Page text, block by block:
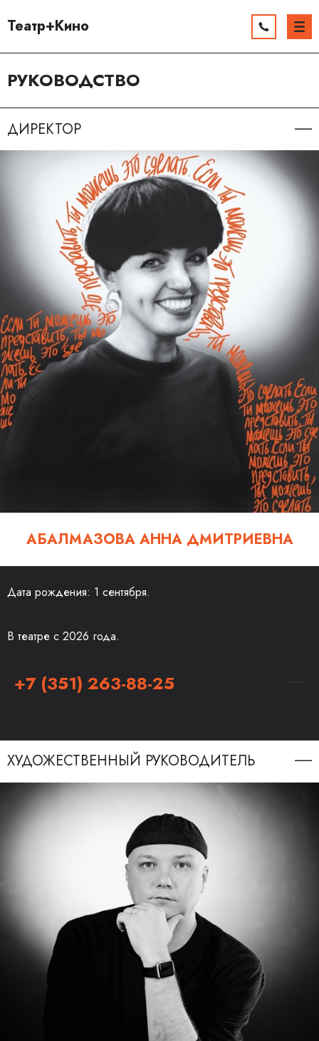
Театр+Кино
РУКОВОДСТВО
ДИРЕКТОР
АБАЛМАЗОВА АННА ДМИТРИЕВНА
Дата рождения: 1 сентября.
В театре с 2026 года.
+7 (351) 263-88-25
ХУДОЖЕСТВЕННЫЙ РУКОВОДИТЕЛЬ